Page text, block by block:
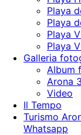
Playa
Playa
Playa
Playa
Galleria
Album
Arona
Video
Il Tempo
Turismo
Whatsapp